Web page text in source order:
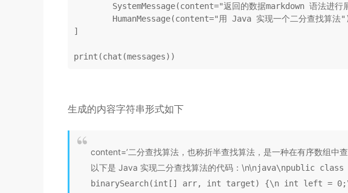
SystemMessage(content="返回的数据markdown 语法进行
HumanMessage(content="用 Java 实现一个二分查找算法"
]
生成的内容字符串形式如下
content=’二分查找算法，也称折半查找算法，是一种在有序数组中
以下是 Java 实现二分查找算法的代码：\n\njava\npublic
binarySearch(int[] arr, int target) {\n int left =